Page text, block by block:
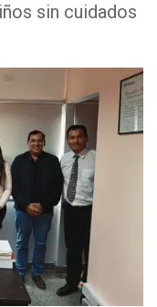
sin cuidados